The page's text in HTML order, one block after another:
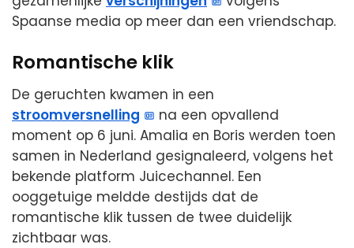
Spaanse media op meer dan een vriendschap.
Romantische klik
De geruchten kwamen in een
stroomversnelling
na een opvallend
moment op 6 juni. Amalia en Boris werden toen
samen in Nederland gesignaleerd, volgens het
bekende platform Juicechannel. Een
ooggetuige meldde destijds dat de
romantische klik tussen de twee duidelijk
zichtbaar was.